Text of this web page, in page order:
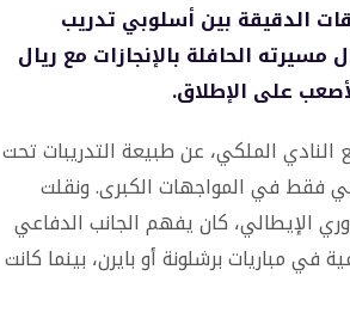
الدقيقة بين أسلوبي تدريب
مسيرته الحافلة بالإنجازات مع ريال
على الإطلاق.
ودع الملاعب بعد مسيرة حصد خلالها 16 لقبًا مع النادي الملكي، عن طبيعة التدريبات تحت
فقط في المواجهات الكبرى. ونقلت
الإيطالي، كان يفهم الجانب الدفاعي
في مباريات برشلونة أو بايرن، بينما كانت